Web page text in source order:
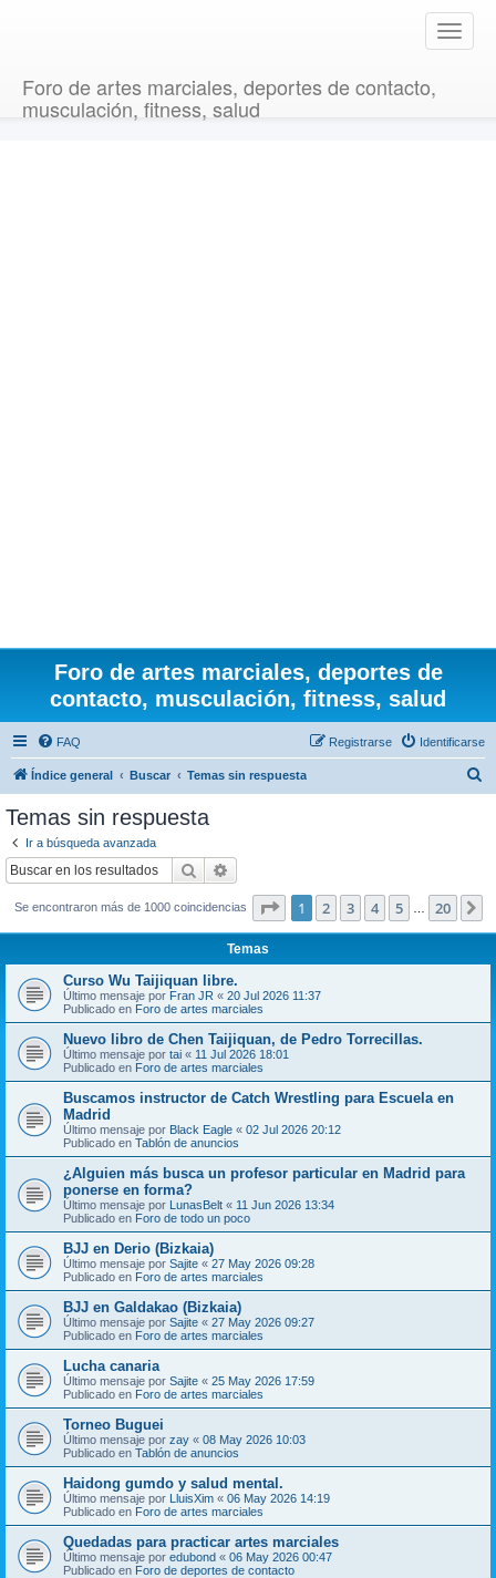
T
o
Foro de artes marciales, deportes de contacto,
musculación, fitness, salud
Foro de artes marciales, deportes de
contacto, musculación, fitness, salud
FAQ Identificarse
Registrarse
Índice general Buscar Temas sin respuesta
Temas sin respuesta
Ir a búsqueda avanzada
Buscar
Se encontraron más de 1000 coincidencias Página de 20
1 2 3 4 5 20
Temas
Curso Wu Taijiquan libre.
Último mensaje por Fran JR « 20 Jul 2026 11:37
Publicado en Foro de artes marciales
Nuevo libro de Chen Taijiquan, de Pedro Torrecillas.
Último mensaje por tai « 11 Jul 2026 18:01
Publicado en Foro de artes marciales
Buscamos instructor de Catch Wrestling para Escuela en
Madrid
Último mensaje por Black Eagle « 02 Jul 2026 20:12
Publicado en Tablón de anuncios
¿Alguien más busca un profesor particular en Madrid para
ponerse en forma?
Último mensaje por LunasBelt « 11 Jun 2026 13:34
Publicado en Foro de todo un poco
BJJ en Derio (Bizkaia)
Último mensaje por Sajite « 27 May 2026 09:28
Publicado en Foro de artes marciales
BJJ en Galdakao (Bizkaia)
Último mensaje por Sajite « 27 May 2026 09:27
Publicado en Foro de artes marciales
Lucha canaria
Último mensaje por Sajite « 25 May 2026 17:59
Publicado en Foro de artes marciales
Torneo Buguei
Último mensaje por zay « 08 May 2026 10:03
Publicado en Tablón de anuncios
Haidong gumdo y salud mental.
Último mensaje por LluisXim « 06 May 2026 14:19
Publicado en Foro de artes marciales
Quedadas para practicar artes marciales
Último mensaje por edubond « 06 May 2026 00:47
Publicado en Foro de deportes de contacto